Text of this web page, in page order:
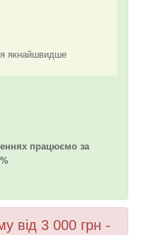
якнайшвидше
працюємо за
від 3 000 грн -